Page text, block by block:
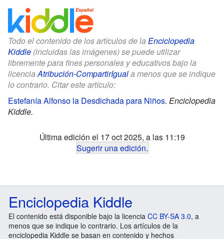
Todo el contenido de los artículos de la Enciclopedia
Kiddle (incluidas las imágenes) se puede utilizar
libremente para fines personales y educativos bajo la
licenciaAtribución-CompartirIguala menos que se indique
lo contrario. Citar este artículo:
Estefanía Alfonso la Desdichada para Niños. Enciclopedia
Kiddle.
Última edición el 17 oct 2025, a las 11:19
Sugerir una edición.
Enciclopedia Kiddle
El contenido está disponible bajo la licencia CC BY-SA 3.0, a
menos que se indique lo contrario. Los artículos de la
enciclopedia Kiddle se basan en contenido y hechos